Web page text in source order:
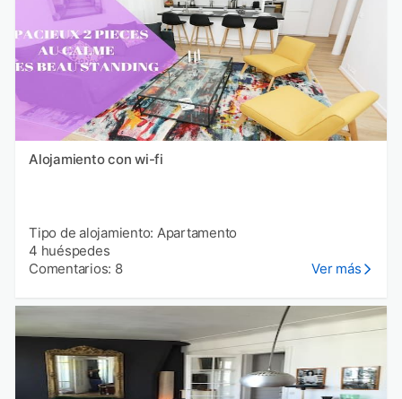
Alojamiento con wi-fi
Tipo de alojamiento: Apartamento
4 huéspedes
Comentarios: 8
Ver más